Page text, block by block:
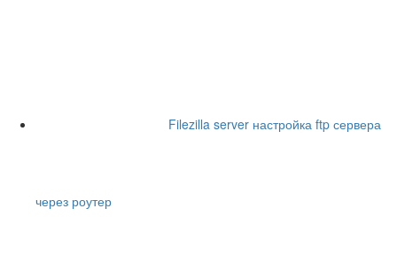
Filezilla server настройка ftp сервера
через роутер